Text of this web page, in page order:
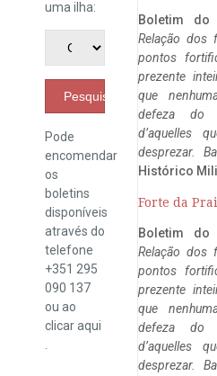
uma ilha:
Pesquisar
Pode
encomendar
os
boletins
disponíveis
através do
telefone
+351 295
090 137
ou ao
clicaraqui
Boletim do
Relação dos
pontos
prezente
que
defeza do
d’aquelles
desprezar.
Histórico
Forte da
Boletim do
Relação dos
pontos
prezente
que
defeza do
d’aquelles
desprezar.